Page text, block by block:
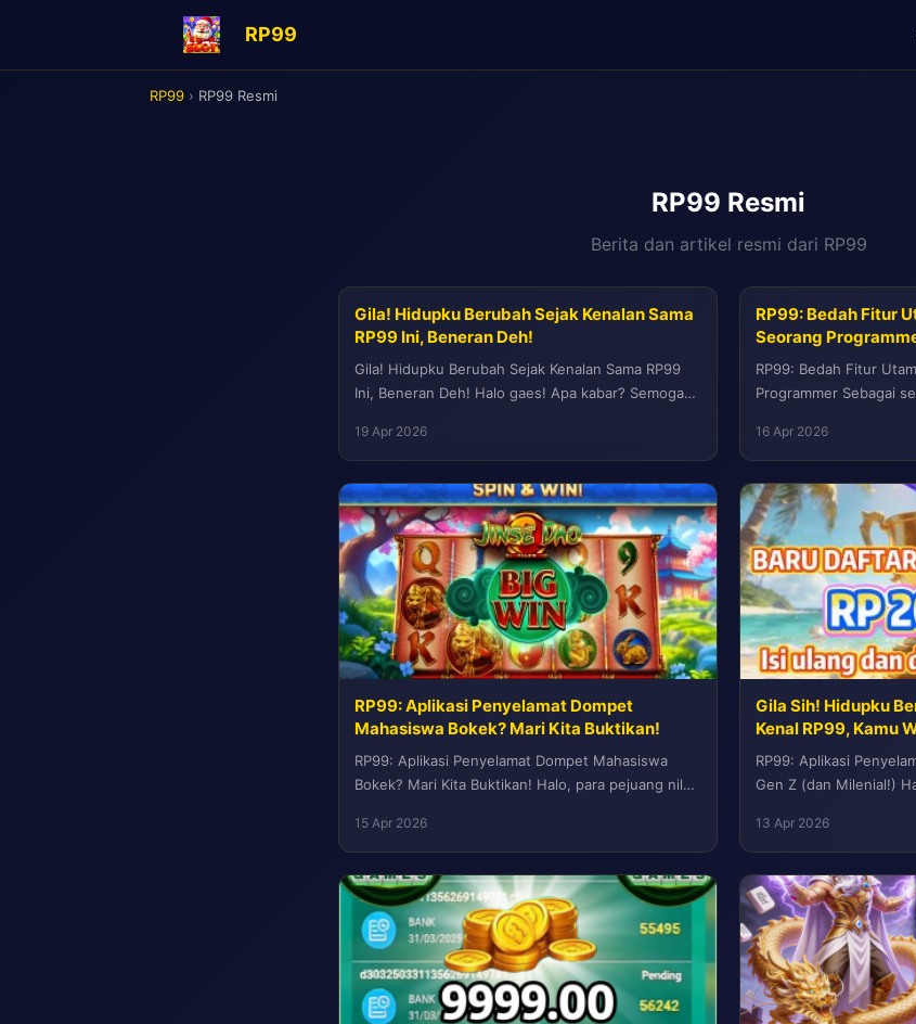
RP99
RP99 › RP99 Resmi
RP99 Resmi
Berita dan artikel resmi dari RP99
Gila! Hidupku Berubah Sejak Kenalan Sama
RP99 Ini, Beneran Deh!
Gila! Hidupku Berubah Sejak Kenalan Sama RP99
Ini, Beneran Deh! Halo gaes! Apa kabar? Semoga
19 Apr 2026
RP99: Bedah Fitur
Seorang
RP99: Bedah Fitur
Programmer Sebagai
user...
16 Apr 2026
RP99: Aplikasi Penyelamat Dompet
Mahasiswa Bokek? Mari Kita Buktikan!
RP99: Aplikasi Penyelamat Dompet Mahasiswa
Bokek? Mari Kita Buktikan! Halo, para pejuang nilai
akhir yang...
15 Apr 2026
Gila Sih! Hidupku
Kenal RP99, Kamu
RP99: Aplikasi
Gen Z (dan Milenial!)
13 Apr 2026